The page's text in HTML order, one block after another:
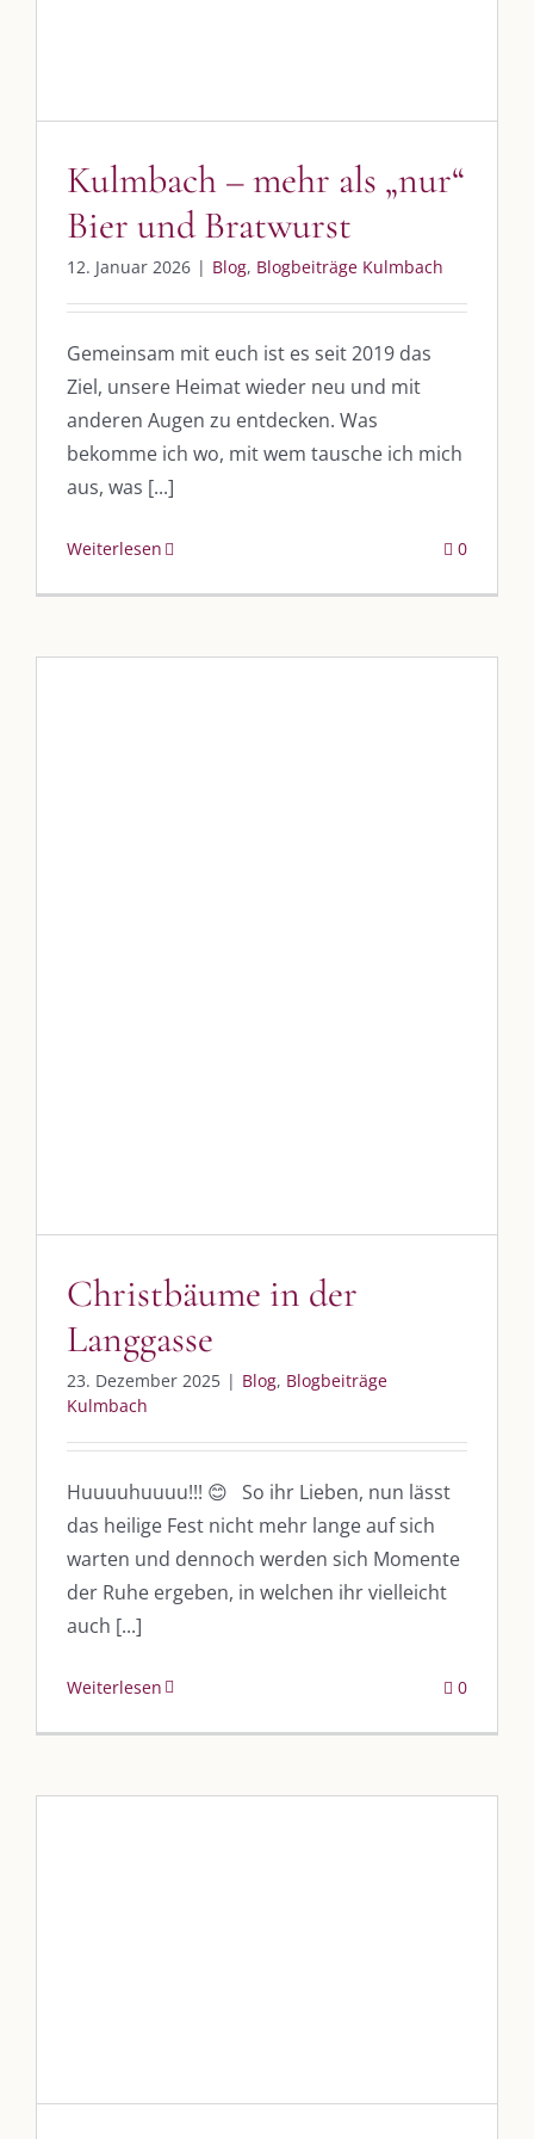
Kulmbach – mehr als „nur“
Bier und Bratwurst
12. Januar 2026 | Blog, Blogbeiträge Kulmbach
Gemeinsam mit euch ist es seit 2019 das
Ziel, unsere Heimat wieder neu und mit
anderen Augen zu entdecken. Was
bekomme ich wo, mit wem tausche ich mich
aus, was [...]
Weiterlesen 0
Christbäume in der
Langgasse
23. Dezember 2025 | Blog, Blogbeiträge
Kulmbach
Huuuuhuuuu!!! 😊 So ihr Lieben, nun lässt
das heilige Fest nicht mehr lange auf sich
warten und dennoch werden sich Momente
der Ruhe ergeben, in welchen ihr vielleicht
auch [...]
Weiterlesen 0